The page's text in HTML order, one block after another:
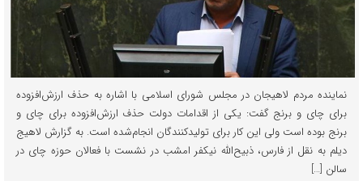
نماینده مردم لاهیجان در مجلس شورای اسلامی با اشاره به حذف ارزش‌افزوده
برای چای و برنج گفت: یکی از اقدامات دولت حذف ارزش‌افزوده برای چای و
برنج بوده است ولی این کار برای تولیدکنندگان انجام‌شده است. به گزارش لاهیج
دیلم به نقل از فارس، ذبیح‌الله نیکفر امشب در نشست با فعالان حوزه چای در
سالن […]